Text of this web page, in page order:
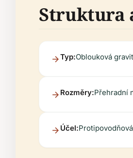
Struktura
Typ:Oblouková
Rozměry:Přehradní
Účel: